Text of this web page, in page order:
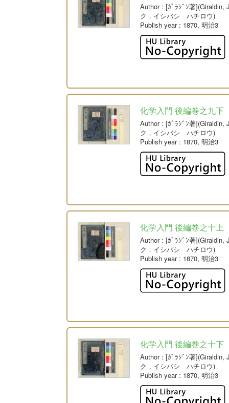
Author: [ｶﾞﾗｼﾞﾝ著](Giraldin,
ク，イシバシ ハチロウ)
Publish year: 1870, 明治3
化学入門 後編巻之九下
Author: [ｶﾞﾗｼﾞﾝ著](Giraldin,
ク，イシバシ ハチロウ)
Publish year: 1870, 明治3
化学入門 後編巻之十上
Author: [ｶﾞﾗｼﾞﾝ著](Giraldin,
ク，イシバシ ハチロウ)
Publish year: 1870, 明治3
化学入門 後編巻之十下
Author: [ｶﾞﾗｼﾞﾝ著](Giraldin,
ク，イシバシ ハチロウ)
Publish year: 1870, 明治3